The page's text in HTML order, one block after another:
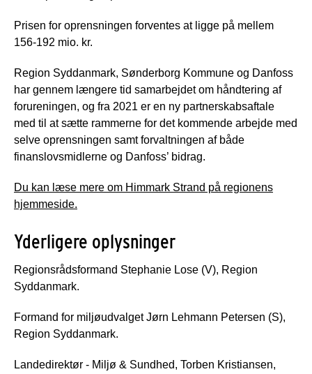
Prisen for oprensningen forventes at ligge på mellem
156-192 mio. kr.
Region Syddanmark, Sønderborg Kommune og Danfoss
har gennem længere tid samarbejdet om håndtering af
forureningen, og fra 2021 er en ny partnerskabsaftale
med til at sætte rammerne for det kommende arbejde med
selve oprensningen samt forvaltningen af både
finanslovsmidlerne og Danfoss’ bidrag.
Du kan læse mere om Himmark Strand på regionens
hjemmeside.
Yderligere oplysninger
Regionsrådsformand Stephanie Lose (V), Region
Syddanmark.
Formand for miljøudvalget Jørn Lehmann Petersen (S),
Region Syddanmark.
Landedirektør - Miljø & Sundhed, Torben Kristiansen,